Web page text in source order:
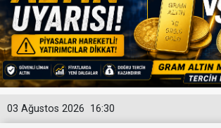
16:30
03 Ağustos 2026